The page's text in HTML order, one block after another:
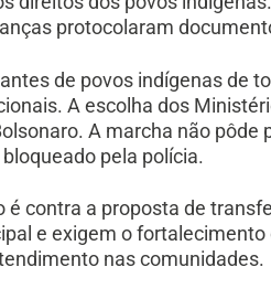
protocolaram
de povos indígenas de
A escolha dos
A marcha não pôde
pela polícia.
é contra a proposta de
e exigem o
nas comunidades.